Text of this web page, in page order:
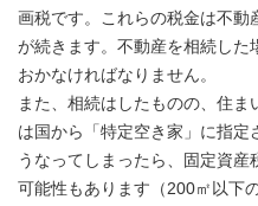
画税です。これらの税金は不動
が続きます。不動産を相続した
おかなければなりません。
また、相続はしたものの、住
は国から「特定空き家」に指
うなってしまったら、固定資
可能性もあります（200㎡以下